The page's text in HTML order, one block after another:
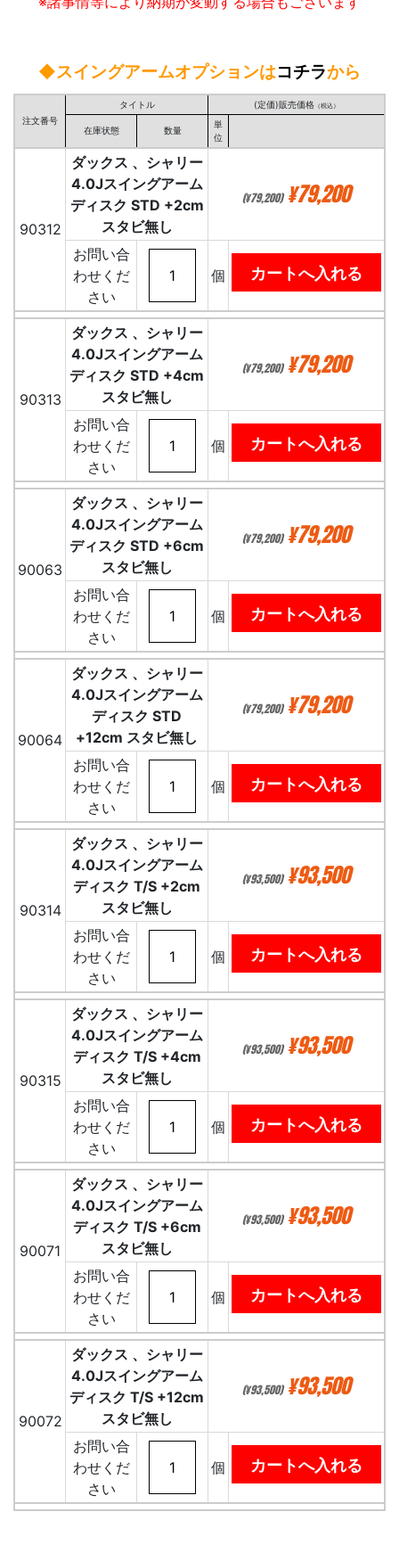
◆スイングアームオプションはコチラから
注文番号
タイトル (定価)販売価格（税込）
在庫状態 数量
単
位
90312
ダックス 、シャリー
4.0Jスイングアーム
ディスク STD +2cm
スタビ無し
(¥79,200) ¥79,200
お問い合
わせくだ
さい
個
90313
ダックス 、シャリー
4.0Jスイングアーム
ディスク STD +4cm
スタビ無し
(¥79,200) ¥79,200
お問い合
わせくだ
さい
個
90063
ダックス 、シャリー
4.0Jスイングアーム
ディスク STD +6cm
スタビ無し
(¥79,200) ¥79,200
お問い合
わせくだ
さい
個
90064
ダックス 、シャリー
4.0Jスイングアーム
ディスク STD
+12cm スタビ無し
(¥79,200) ¥79,200
お問い合
わせくだ
さい
個
90314
ダックス 、シャリー
4.0Jスイングアーム
ディスク T/S +2cm
スタビ無し
(¥93,500) ¥93,500
お問い合
わせくだ
さい
個
90315
ダックス 、シャリー
4.0Jスイングアーム
ディスク T/S +4cm
スタビ無し
(¥93,500) ¥93,500
お問い合
わせくだ
さい
個
90071
ダックス 、シャリー
4.0Jスイングアーム
ディスク T/S +6cm
スタビ無し
(¥93,500) ¥93,500
お問い合
わせくだ
さい
個
90072
ダックス 、シャリー
4.0Jスイングアーム
ディスク T/S +12cm
スタビ無し
(¥93,500) ¥93,500
お問い合
わせくだ
さい
個